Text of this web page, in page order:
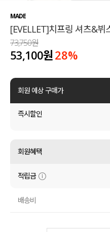
티셔츠
팬츠
셔츠
원피스
액티브
아우터
MADE
[EVELLET]치프링 셔츠&뷔
73,750원
53,100원28%
회원 예상 구매가
즉시할인
회원혜택
적립금
배송비